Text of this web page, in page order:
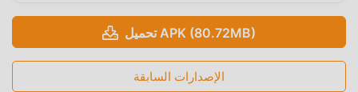
تحميل APK (80.72MB)
الإصدارات السابقة